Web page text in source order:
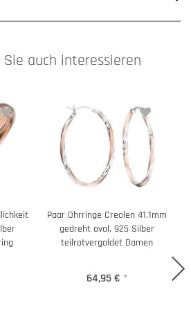
Sie auch interessieren
Paar Ohrringe Creolen 41,1mm
gedreht oval, 925 Silber
teilrotvergoldet Damen
64,95 € *